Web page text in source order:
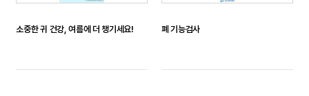
소중한 귀 건강, 여름에 더 챙기세요! 폐 기능검사